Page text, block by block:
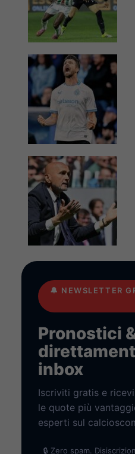
🔔 NEWSLETTER
Pronostici
inbox
Iscriviti gratis e
le quote più
esperti sul
🔒 Zero spam.